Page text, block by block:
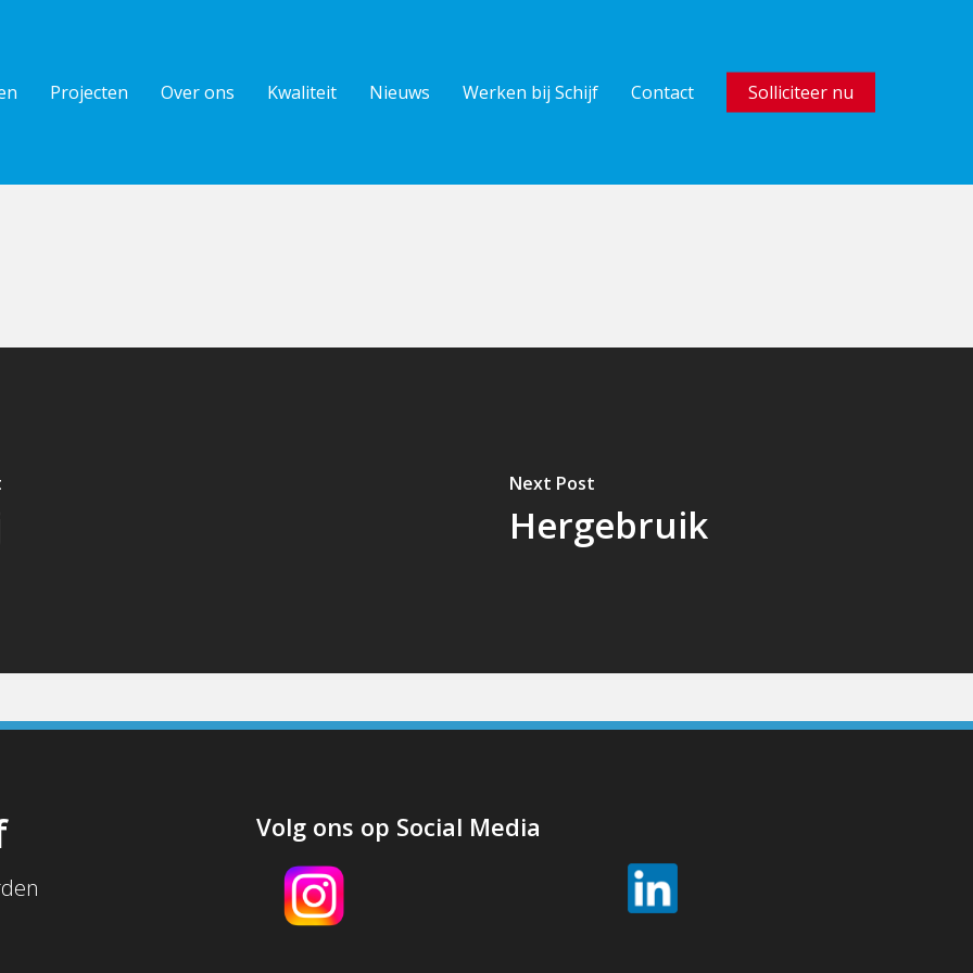
Projecten Over ons Kwaliteit Nieuws Werken bij Schijf Contact Solliciteer nu
Next Post
Hergebruik
Volg ons op Social Media